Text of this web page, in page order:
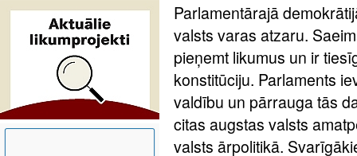
Parlamentārajā
valsts varas atzaru.
pieņemt likumus un ir
konstitūciju. Parlaments
valdību un pārrauga tās
citas augstas valsts
valsts ārpolitikā.